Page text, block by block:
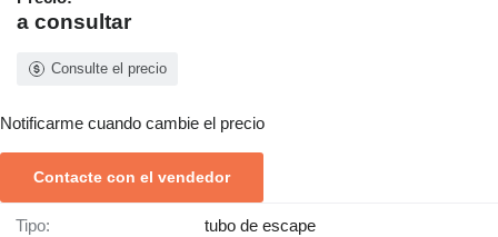
a consultar
Consulte el precio
Notificarme cuando cambie el precio
Contacte con el vendedor
Tipo: tubo de escape